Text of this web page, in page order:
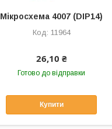
Мікросхема 4007 (DIP14)
11964
26,10 ₴
Готово до відправки
Купити